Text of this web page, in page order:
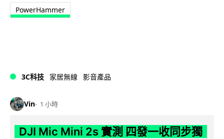
PowerHammer
3C科技 家居無線 影音產品
Vin 1 小時
DJI Mic Mini 2s 實測 四發一收同步獨